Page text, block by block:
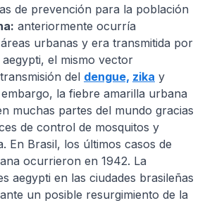
de prevención para la población
anteriormente ocurría
urbanas y era transmitida por
el mismo vector
del dengue, zika y
la fiebre amarilla urbana
muchas partes del mundo gracias
de control de mosquitos y
En Brasil, los últimos casos de
ocurrieron en 1942. La
aegypti en las ciudades brasileñas
un posible resurgimiento de la